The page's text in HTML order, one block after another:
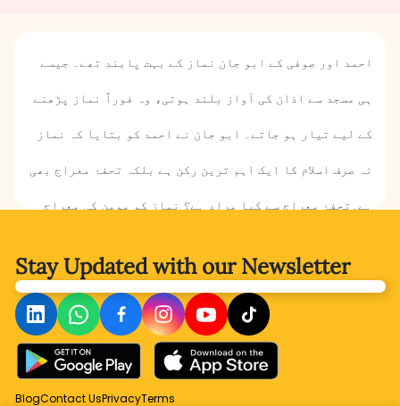
احمد اور صوفی کے ابو جان نماز کے بہت پابند تھے۔ جیسے
ہی مسجد سے اذان کی آواز بلند ہوتی، وہ فوراً نماز پڑھنے
کے لیے تیار ہو جاتے۔ ابو جان نے احمد کو بتایا کہ نماز
نہ صرف اسلام کا ایک اہم ترین رکن ہے بلکہ تحفۂ معراج بھی
ہے۔تحفۂ معراج سے کیا مراد ہے؟ نماز کو مومن کی معراج
سب جاننے کے لیے احمد اور صوفی کی دنیا میں قدم رکھتے
Stay Updated withour Newsletter
BlogContact UsPrivacyTerms